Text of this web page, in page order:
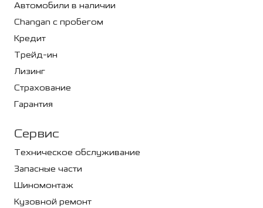
Автомобили в наличии
Changan с пробегом
Кредит
Трейд-ин
Лизинг
Страхование
Гарантия
Сервис
Техническое обслуживание
Запасные части
Шиномонтаж
Кузовной ремонт